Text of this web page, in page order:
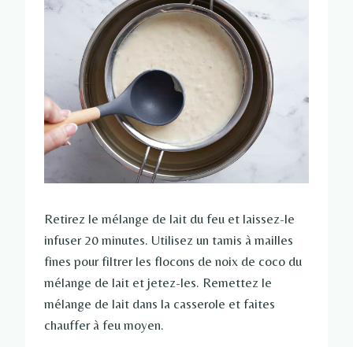
Retirez le mélange de lait du feu et laissez-le
infuser 20 minutes. Utilisez un tamis à mailles
fines pour filtrer les flocons de noix de coco du
mélange de lait et jetez-les. Remettez le
mélange de lait dans la casserole et faites
chauffer à feu moyen.